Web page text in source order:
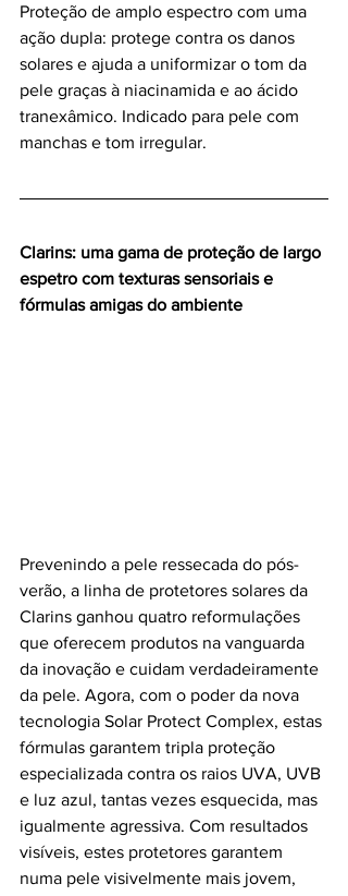
Proteção de amplo espectro com uma
ação dupla: protege contra os danos
solares e ajuda a uniformizar o tom da
pele graças à niacinamida e ao ácido
tranexâmico. Indicado para pele com
manchas e tom irregular.
Clarins: uma gama de proteção de largo
espetro com texturas sensoriais e
fórmulas amigas do ambiente
Prevenindo a pele ressecada do pós-
verão, a linha de protetores solares da
Clarins ganhou quatro reformulações
que oferecem produtos na vanguarda
da inovação e cuidam verdadeiramente
da pele. Agora, com o poder da nova
tecnologia Solar Protect Complex, estas
fórmulas garantem tripla proteção
especializada contra os raios UVA, UVB
e luz azul, tantas vezes esquecida, mas
igualmente agressiva. Com resultados
visíveis, estes protetores garantem
numa pele visivelmente mais jovem,